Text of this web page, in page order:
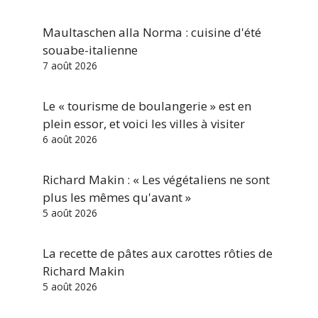
Maultaschen alla Norma : cuisine d'été
souabe-italienne
7 août 2026
Le « tourisme de boulangerie » est en
plein essor, et voici les villes à visiter
6 août 2026
Richard Makin : « Les végétaliens ne sont
plus les mêmes qu'avant »
5 août 2026
La recette de pâtes aux carottes rôties de
Richard Makin
5 août 2026